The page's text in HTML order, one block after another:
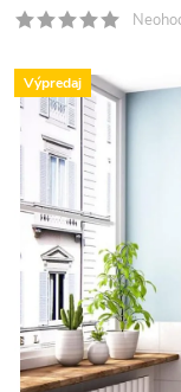
Výpredaj